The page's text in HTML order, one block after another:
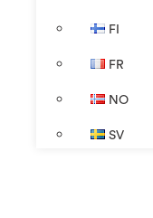
FI
FR
NO
SV